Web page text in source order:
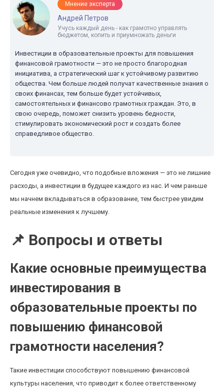
Мнение эксперта
Андрей Петров
Учусь каждый день - как грамотно управлять
бюджетом, копить и приумножать деньги
Инвестиции в образовательные проекты для повышения
финансовой грамотности — это не просто благородная
инициатива, а стратегический шаг к устойчивому развитию
общества. Чем больше людей получат качественные знания о
своих финансах, тем больше будет устойчивых,
самостоятельных и финансово грамотных граждан. Это, в
свою очередь, поможет снизить уровень бедности,
стимулировать экономический рост и создать более
справедливое общество.
Сегодня уже очевидно, что подобные вложения — это не лишние
расходы, а инвестиции в будущее каждого из нас. И чем раньше
мы начнем вкладываться в образование, тем быстрее увидим
реальные изменения к лучшему.
📌 Вопросы и ответы
Какие основные преимущества
инвестирования в
образовательные проекты по
повышению финансовой
грамотности населения?
Такие инвестиции способствуют повышению финансовой
культуры населения, что приводит к более ответственному